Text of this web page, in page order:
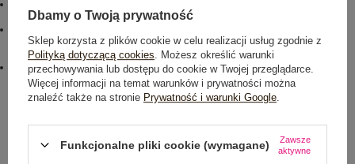
pranie w pralce w 30°C
Modelka ma na sobie rozmiar S. Wymiary modelki: wzrost 173 cm,
biust 85 cm, talia 62 cm, biodra 95 cm
emblemat_FP:
txt_VISCOSE COMFORT#546070#FFFFFF ,dół,lewo,col
Dostępny
Dbamy o Twoją prywatność
Sklep korzysta z plików cookie w celu realizacji usług zgodnie z
Polityką dotyczącą cookies . Możesz określić warunki
przechowywania lub dostępu do cookie w Twojej przeglądarce.
Więcej informacji na temat warunków i prywatności można
znaleźć także na stronie Prywatność i warunki Google
Funkcjonalne pliki cookie (wymagane)
Zawsze
aktywne